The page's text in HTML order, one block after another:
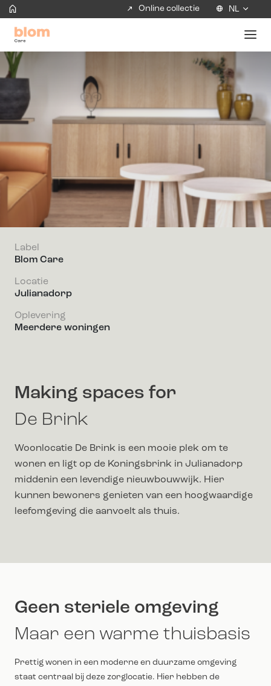
Online collectie NL
Label
Blom Care
Locatie
Julianadorp
Oplevering
Meerdere woningen
Making spaces for
De Brink
Woonlocatie De Brink is een mooie plek om te
wonen en ligt op de Koningsbrink in Julianadorp
middenin een levendige nieuwbouwwijk. Hier
kunnen bewoners genieten van een hoogwaardige
leefomgeving die aanvoelt als thuis.
Geen steriele omgeving
Maar een warme thuisbasis
Prettig wonen in een moderne en duurzame omgeving
staat centraal bij deze zorglocatie. Hier hebben de